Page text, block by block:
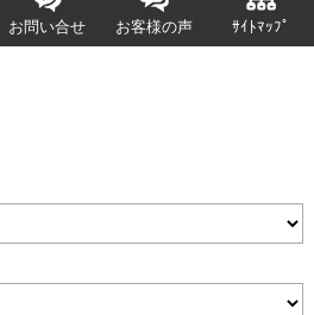
お問い合せ お客様の声 ｻｲﾄﾏｯﾌﾟ